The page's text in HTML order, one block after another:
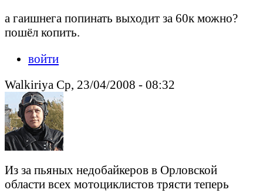
а гаишнега попинать выходит за 60к можно?
пошёл копить.
войти
Walkiriya Ср, 23/04/2008 - 08:32
Из за пьяных недобайкеров в Орловской
области всех мотоциклистов трясти теперь